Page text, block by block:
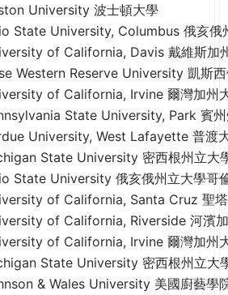
University 波士頓大學
State University, Columbus 俄亥俄
of California, Davis 戴維斯加
Western Reserve University 凱斯
of California, Irvine 爾灣加州
State University, Park 賓
University, West Lafayette 普渡
State University 密西根州立大
State University 俄亥俄州立大學哥
of California, Santa Cruz 聖
of California, Riverside 河濱
of California, Irvine 爾灣加州
State University 密西根州立大
& Wales University 美國廚藝學